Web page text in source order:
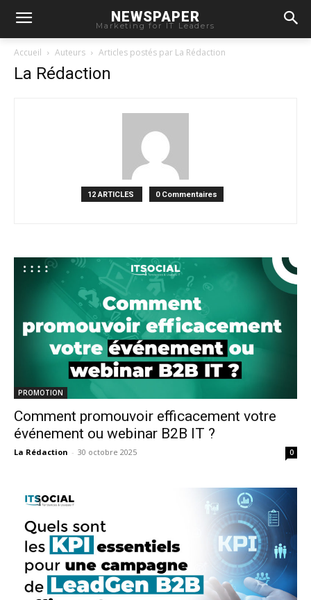
NEWSPAPER
Marketing for IT Leaders
Accueil Auteurs Articles postés par La Rédaction
La Rédaction
12 ARTICLES 0 Commentaires
PROMOTION
Comment promouvoir efficacement votre
événement ou webinar B2B IT ?
La Rédaction - 30 octobre 2025 0